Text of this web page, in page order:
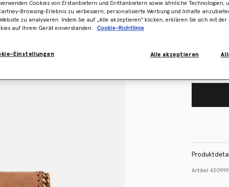
Erfahren
Lager ist
Artikel
Cookies von Erstanbietern und Drittanbietern sowie ähnliche Technologien,
Browsing-Erlebnis zu verbessern, personalisierte Werbung und Inhalte
zu analysieren. Indem Sie auf „Alle akzeptieren" klicken, erklären Sie sich mit der
auf Ihrem Gerät einverstanden.
Cookie-Richtlinie
Einstellungen Alle akzeptieren